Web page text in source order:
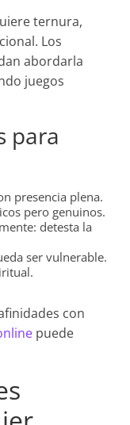
ternura,
Los
abordarla
juegos
para
presencia plena.
pero genuinos.
detesta la
ser vulnerable.
con
puede